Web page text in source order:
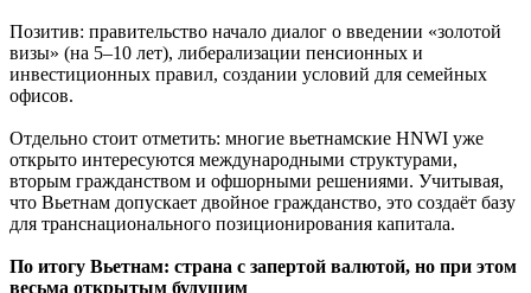
Позитив: правительство начало диалог о введении «золотой
визы» (на 5–10 лет), либерализации пенсионных и
инвестиционных правил, создании условий для семейных
офисов.
Отдельно стоит отметить: многие вьетнамские HNWI уже
открыто интересуются международными структурами,
вторым гражданством и офшорными решениями. Учитывая,
что Вьетнам допускает двойное гражданство, это создаёт базу
для транснационального позиционирования капитала.
По итогу Вьетнам: страна с запертой валютой, но при этом
весьма открытым будущим